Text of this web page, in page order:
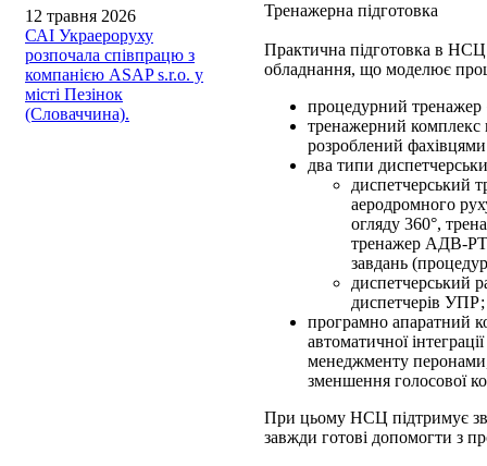
12 травня 2026
САІ Украероруху
розпочала співпрацю з
компанією ASAP s.r.o. у
місті Пезінок
(Словаччина).
Тренажерна підготовка
Практична підготовка в НСЦ
обладнання, що моделює
процедурний тренажер
тренажерний комплекс
розроблений
два типи
диспетчерський
аеродромного
огляду 360°,
тренажер АДВ-
завдань
диспетчерський
диспетчерів УПР;
програмно апаратний
автоматичної
менеджменту перонами,
зменшення голосової
При цьому НСЦ підтримує
завжди готові допомогти з